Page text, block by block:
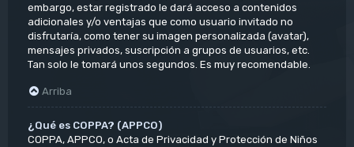
embargo, estar registrado le dará acceso a contenidos
adicionales y/o ventajas que como usuario invitado no
disfrutaría, como tener su imagen personalizada (avatar),
mensajes privados, suscripción a grupos de usuarios, etc.
Tan solo le tomará unos segundos. Es muy recomendable.
Arriba
¿Qué es COPPA? (APPCO)
COPPA, APPCO, o Acta de Privacidad y Protección de Niños